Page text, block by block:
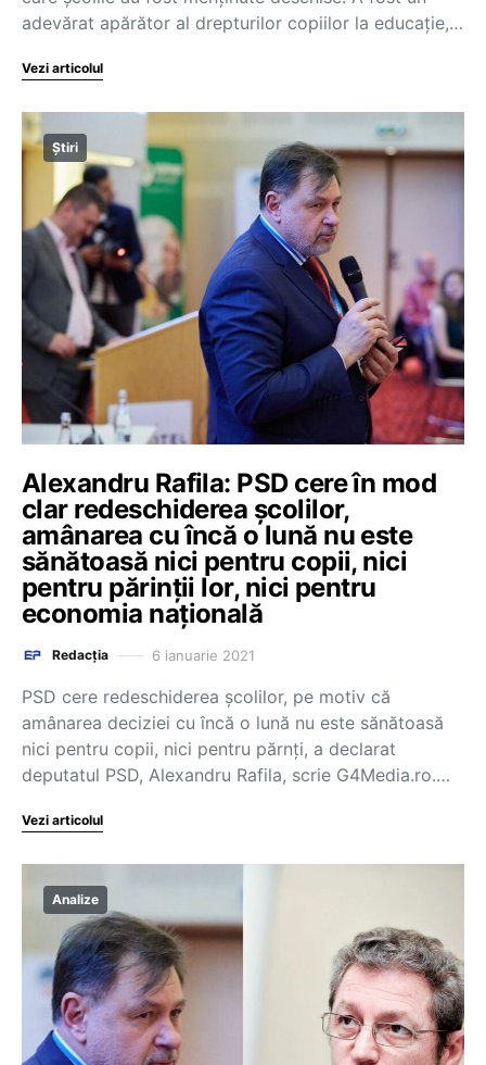
adevărat apărător al drepturilor copiilor la educație,…
Vezi articolul
Știri
Alexandru Rafila: PSD cere în mod
clar redeschiderea școlilor,
amânarea cu încă o lună nu este
sănătoasă nici pentru copii, nici
pentru părinții lor, nici pentru
economia națională
Redacția 6 ianuarie 2021
PSD cere redeschiderea școlilor, pe motiv că
amânarea deciziei cu încă o lună nu este sănătoasă
nici pentru copii, nici pentru părnți, a declarat
deputatul PSD, Alexandru Rafila, scrie G4Media.ro.…
Vezi articolul
Analize